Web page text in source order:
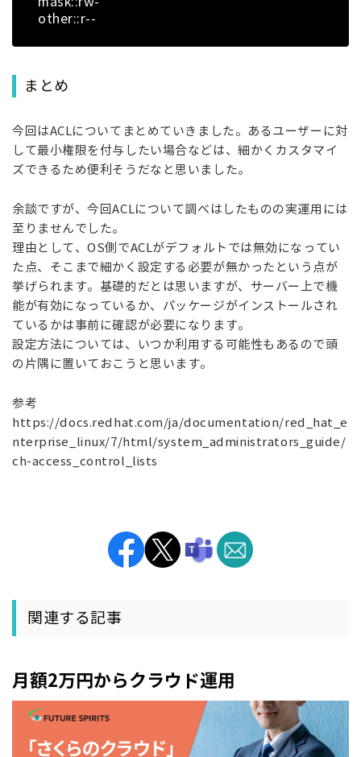
other::r--
まとめ
今回はACLについてまとめていきました。あるユーザーに対
して最小権限を付与したい場合などは、細かくカスタマイ
ズできるため便利そうだなと思いました。
余談ですが、今回ACLについて調べはしたものの実運用には
至りませんでした。
理由として、OS側でACLがデフォルトでは無効になってい
た点、そこまで細かく設定する必要が無かったという点が
挙げられます。基礎的だとは思いますが、サーバー上で機
能が有効になっているか、パッケージがインストールされ
ているかは事前に確認が必要になります。
設定方法については、いつか利用する可能性もあるので頭
の片隅に置いておこうと思います。
参考
https://docs.redhat.com/ja/documentation/red_hat_e
nterprise_linux/7/html/system_administrators_guide/
ch-access_control_lists
関連する記事
月額2万円からクラウド運用